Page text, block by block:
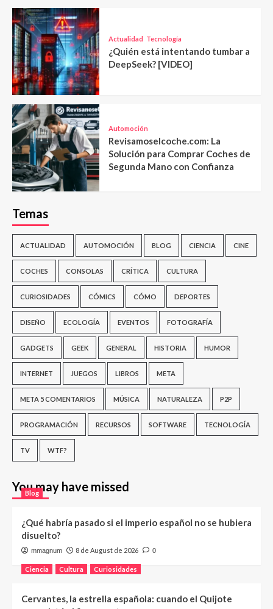
Actualidad Tecnología
¿Quién está intentando tumbar a
DeepSeek? [VIDEO]
Automoción
Revisamoselcoche.com: La
Solución para Comprar Coches de
Segunda Mano con Confianza
Temas
ACTUALIDAD AUTOMOCIÓN BLOG CIENCIA CINE
COCHES CONSOLAS CRÍTICA CULTURA
CURIOSIDADES CÓMICS CÓMO DEPORTES
DISEÑO ECOLOGÍA EVENTOS FOTOGRAFÍA
GADGETS GEEK GENERAL HISTORIA HUMOR
INTERNET JUEGOS LIBROS META
META 5 COMENTARIOS MÚSICA NATURALEZA P2P
PROGRAMACIÓN RECURSOS SOFTWARE TECNOLOGÍA
TV WTF?
You may have missed
Blog
¿Qué habría pasado si el imperio español no se hubiera
disuelto?
mmagnum 8 de August de 2026 0
Ciencia Cultura Curiosidades
Cervantes, la estrella española: cuando el Quijote